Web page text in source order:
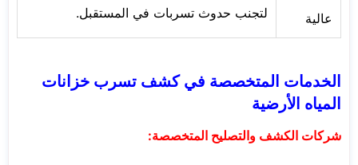
عالية
لتجنب حدوث تسربات في المستقبل.
الخدمات المتخصصة في كشف تسرب خزانات
المياه الأرضية
شركات الكشف والتصليح المتخصصة: